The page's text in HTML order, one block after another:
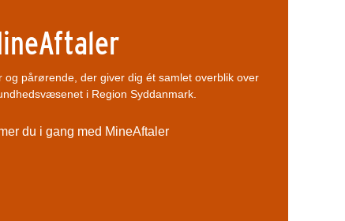
og pårørende, der giver dig ét samlet overblik over
i Region Syddanmark.
du i gang med MineAftaler